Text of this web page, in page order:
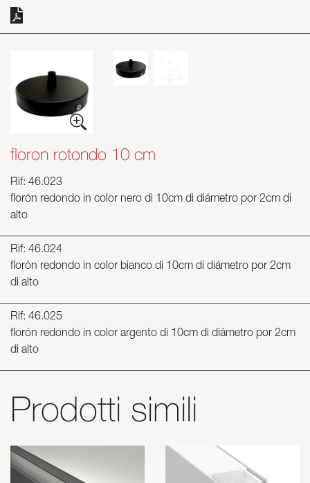
floron rotondo 10 cm
Rif: 46.023
florón redondo in color nero di 10cm di diámetro por 2cm di
alto
Rif: 46.024
florón redondo in color bianco di 10cm di diámetro por 2cm
di alto
Rif: 46.025
florón redondo in color argento di 10cm di diámetro por 2cm
di alto
Prodotti simili